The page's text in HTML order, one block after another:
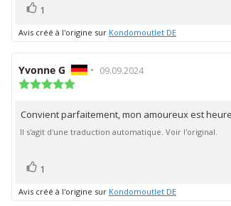
Vote
positif
1
Avis créé à l'origine sur Kondomoutlet DE
Auteur
de
Yvonne G • Date
09.09.2024
:
5.0
étoiles
Texte
de
Convient parfaitement, mon amoureux est
Il s'agit d'une traduction automatique. Voir l'original.
Vote
positif
1
Avis créé à l'origine sur Kondomoutlet DE